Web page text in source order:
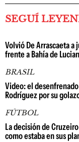
SEGUÍ
Volvió De Arrascaeta
frente a Bahía de
BRASIL
Video: el
Rodríguez por su
FÚTBOL
La decisión de
como estaba en sus